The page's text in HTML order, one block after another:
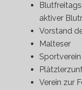
aktiver
Vorstand
Malteser
Verein zur